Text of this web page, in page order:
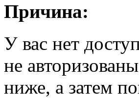
Причина:
У вас нет
не
ниже, а затем